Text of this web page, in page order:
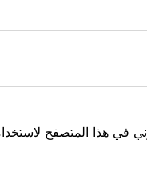
في هذا المتصفح